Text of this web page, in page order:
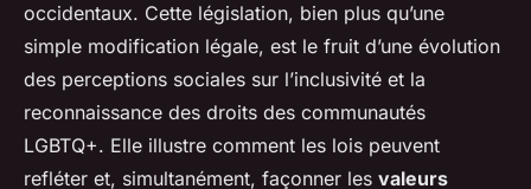
occidentaux. Cette législation, bien plus qu’une
simple modification légale, est le fruit d’une évolution
des perceptions sociales sur l’inclusivité et la
reconnaissance des droits des communautés
LGBTQ+. Elle illustre comment les lois peuvent
refléter et, simultanément, façonner les valeurs